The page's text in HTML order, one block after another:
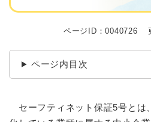
ページID：0040726
ページ内目次
セーフティネット保証5号とは